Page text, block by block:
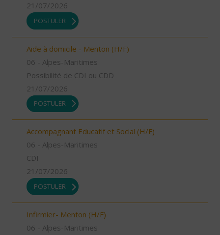
21/07/2026
POSTULER
Aide à domicile - Menton (H/F)
06 - Alpes-Maritimes
Possibilité de CDI ou CDD
21/07/2026
POSTULER
Accompagnant Educatif et Social (H/F)
06 - Alpes-Maritimes
CDI
21/07/2026
POSTULER
Infirmier- Menton (H/F)
06 - Alpes-Maritimes